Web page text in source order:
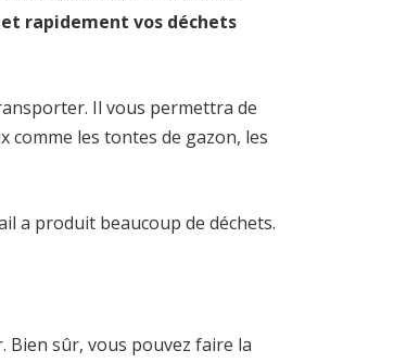
rapidement vos déchets
Il vous permettra de
les tontes de gazon, les
a produit beaucoup de déchets.
Bien sûr, vous pouvez faire la